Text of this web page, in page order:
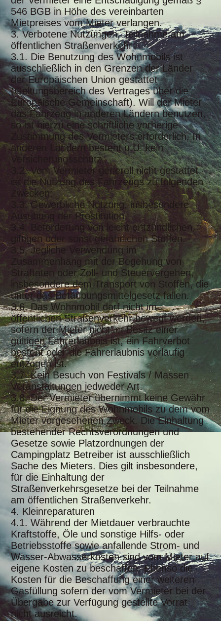
546 BGB in Höhe des vereinbarten
Mietpreises vom Mieter verlangen.
3. Verbotene Nutzungen, Teilnahme am
öffentlichen Straßenverkehr
3.1. Die Benutzung des Wohnmobils ist
ausschließlich in den Grenzen der Länder
der Europäischen Union gestattet
(Geltungsbereich des Vertrages über die
Europäische Gemeinschaft). Will der Mieter
das Fahrzeug in anderen Ländern benutzen,
so ist hierzu eine schriftliche vorherige
Zustimmung des Vermieters erforderlich. In
anderen Ländern besteht u.U. kein
Versicherungsschutz.
3.2. Vom Vermieter generell nicht gestattet
ist die Nutzung des Fahrzeugs zu folgenden
Zwecken:
3.3. Gewerbliche Nutzung, insbesondere
Ausübung der Prostitution.
3.4. Beförderung von leicht entzündlichen,
giftigen oder sonst gefährlichen Stoffen.
3.5. Jegliche Verwendung im
Zusammenhang mit der Begehung von
Straftaten oder Zoll- und Steuervergehen,
insbesondere dem Transport von Stoffen, die
unter das Betäubungsmittelgesetz fallen.
3.6. Das Wohnmobil darf nicht im
öffentlichen Straßenverkehr bewegt werden,
sofern der Mieter nicht im Besitz einer
gültigen Fahrerlaubnis ist, ein Fahrverbot
besteht oder die Fahrerlaubnis vorläufig
entzogen ist.
3.7. Kein Besuch von Festivals / Massen
Veranstaltungen jedweder Art.
3.8. Der Vermieter übernimmt keine Gewähr
für die Eignung des Wohnmobils zu dem vom
Mieter vorgesehenen Zweck. Die Einhaltung
bestehender Rechtsverordnungen und
Gesetze sowie Platzordnungen der
Campingplatz Betreiber ist ausschließlich
Sache des Mieters. Dies gilt insbesondere,
für die Einhaltung der
Straßenverkehrsgesetze bei der Teilnahme
am öffentlichen Straßenverkehr.
4. Kleinreparaturen
4.1. Während der Mietdauer verbrauchte
Kraftstoffe, Öle und sonstige Hilfs- oder
Betriebsstoffe sowie anfallende Strom- und
Wasser-Abwasserkosten sind vom Mieter auf
eigene Kosten zu beschaffen. Ebenso die
Kosten für die Beschaffung einer weiteren
Gasfüllung sofern der vom Vermieter bei der
Übergabe zur Verfügung gestellte Vorrat
nicht ausreicht.